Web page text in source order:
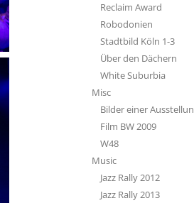
Reclaim Award
Robodonien
Stadtbild Köln 1-3
Über den Dächern
White Suburbia
Misc
Bilder einer
Film BW 2009
W48
Music
Jazz Rally 2012
Jazz Rally 2013